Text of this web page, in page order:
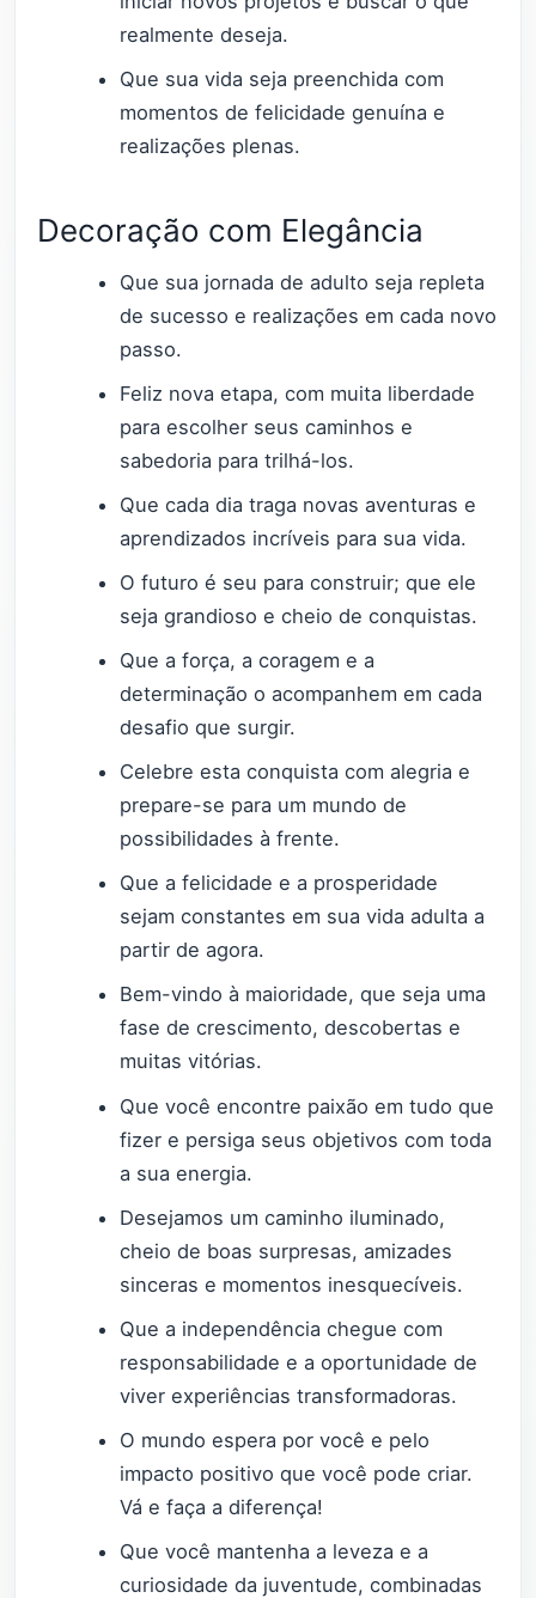
realmente deseja.
Que sua vida seja preenchida com
momentos de felicidade genuína e
realizações plenas.
Decoração com Elegância
Que sua jornada de adulto seja repleta
de sucesso e realizações em cada novo
passo.
Feliz nova etapa, com muita liberdade
para escolher seus caminhos e
sabedoria para trilhá-los.
Que cada dia traga novas aventuras e
aprendizados incríveis para sua vida.
O futuro é seu para construir; que ele
seja grandioso e cheio de conquistas.
Que a força, a coragem e a
determinação o acompanhem em cada
desafio que surgir.
Celebre esta conquista com alegria e
prepare-se para um mundo de
possibilidades à frente.
Que a felicidade e a prosperidade
sejam constantes em sua vida adulta a
partir de agora.
Bem-vindo à maioridade, que seja uma
fase de crescimento, descobertas e
muitas vitórias.
Que você encontre paixão em tudo que
fizer e persiga seus objetivos com toda
a sua energia.
Desejamos um caminho iluminado,
cheio de boas surpresas, amizades
sinceras e momentos inesquecíveis.
Que a independência chegue com
responsabilidade e a oportunidade de
viver experiências transformadoras.
O mundo espera por você e pelo
impacto positivo que você pode criar.
Vá e faça a diferença!
Que você mantenha a leveza e a
curiosidade da juventude, combinadas